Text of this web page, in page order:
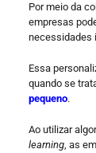
Por meio da
empresas
necessidades
Essa
quando se
pequeno.
Ao utilizar
learning, as